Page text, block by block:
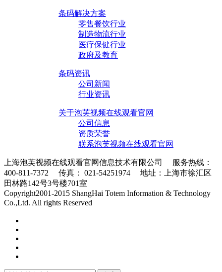
条码解决方案
零售餐饮行业
制造物流行业
医疗保健行业
政府及教育
条码资讯
公司新闻
行业资讯
关于泡芙视频在线观看官网
公司信息
资质荣誉
联系泡芙视频在线观看官网
上海泡芙视频在线观看官网信息技术有限公司 服务热线：
400-811-7372 传真： 021-54251974 地址：上海市徐汇区
田林路142号3号楼701室
Copyright2001-2015 ShangHai Totem Information & Technology
Co.,Ltd. All rights Reserved